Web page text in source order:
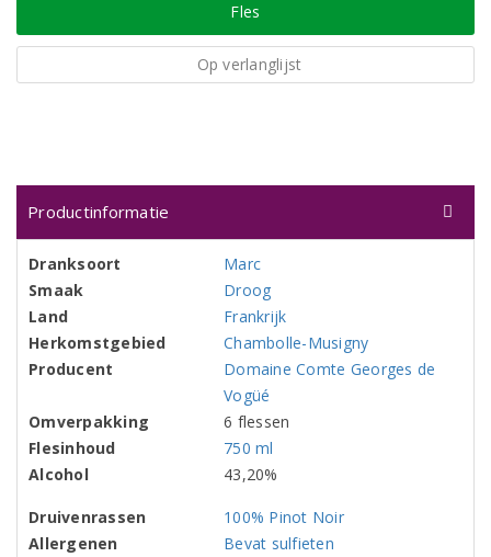
Fles
Op verlanglijst
Productinformatie
Dranksoort
Marc
Smaak
Droog
Land
Frankrijk
Herkomstgebied
Chambolle-Musigny
Producent
Domaine Comte Georges de
Vogüé
Omverpakking
6 flessen
Flesinhoud
750 ml
Alcohol
43,20%
Druivenrassen
100% Pinot Noir
Allergenen
Bevat sulfieten